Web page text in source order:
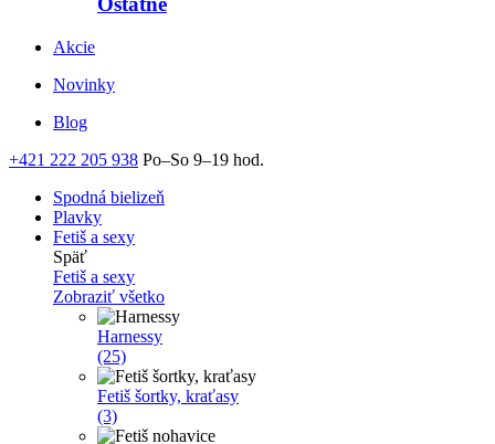
Akcie
Novinky
Blog
+421 222 205 938 Po–So 9–19 hod.
Spodná bielizeň
Plavky
Fetiš a sexy
Späť
Fetiš a sexy
Zobraziť všetko
Harnessy
(25)
Fetiš šortky, kraťasy
(3)